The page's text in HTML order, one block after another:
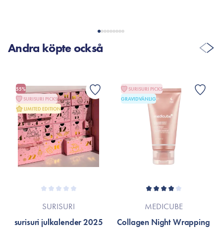
Andra köpte också
55%
SURISURI PICKS
LIMITED EDITION
SURISURI
surisuri julkalender 2025
SURISURI PICKS
GRAVIDVÄNLIG
MEDICUBE
Collagen Night Wrapping